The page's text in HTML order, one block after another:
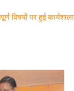
e
विषयों पर हुई